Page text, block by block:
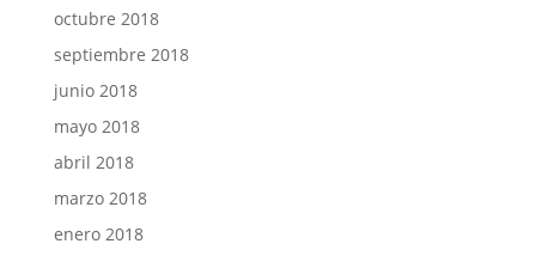
octubre 2018
septiembre 2018
junio 2018
mayo 2018
abril 2018
marzo 2018
enero 2018